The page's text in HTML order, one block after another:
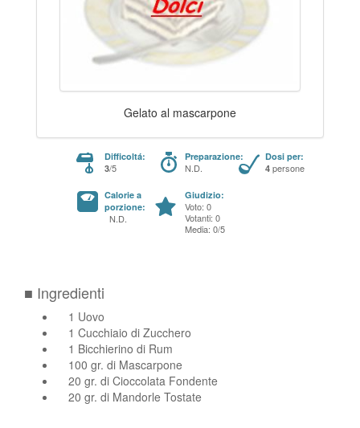
Gelato al mascarpone
Difficoltá:
3/5
Preparazione:
N.D.
Dosi per:
4 persone
Calorie a
porzione:
N.D.
Giudizio:
Voto: 0
Votanti: 0
Media: 0/5
■ Ingredienti
1 Uovo
1 Cucchiaio di Zucchero
1 Bicchierino di Rum
100 gr. di Mascarpone
20 gr. di Cioccolata Fondente
20 gr. di Mandorle Tostate